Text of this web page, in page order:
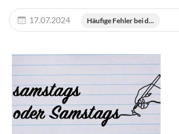
17.07.2024 Häufige Fehler bei d...